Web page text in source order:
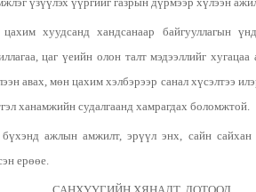
хуудсанд хандсанаар байгууллагын
цаг үеийн олон талт мэдээллийг хугацаа
авах, мөн цахим хэлбэрээр санал хүсэлтээ
ханамжийн судалгаанд хамрагдах боломжтой.
ажлын амжилт, эрүүл энх, сайн сайхан
ерөөе.